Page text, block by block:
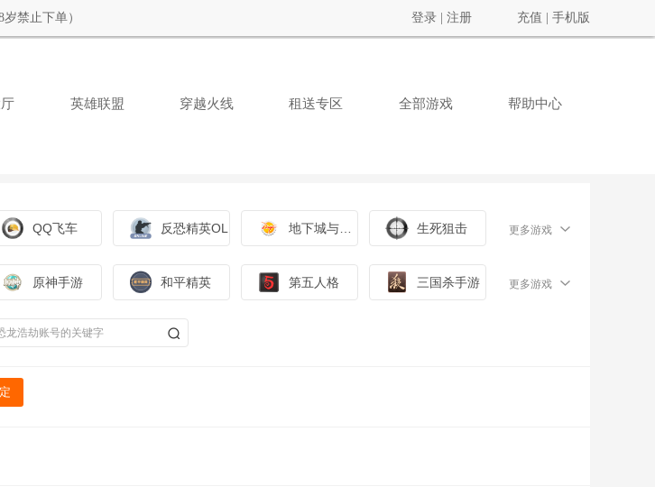
禁止下单） 登录 注册 充值 手机版
英雄联盟 穿越火线 租送专区 全部游戏 帮助中心
QQ飞车 反恐精英OL 生死狙击 更多游戏
原神手游 和平精英 第五人格 三国杀手游 更多游戏